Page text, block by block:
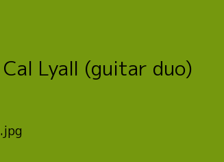
Lyall (guitar duo)